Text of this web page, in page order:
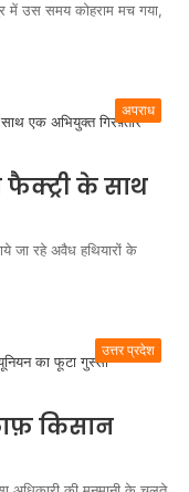
में उस समय कोहराम मच गया,
अपराध
के साथ
जा रहे अवैध हथियारों के
उत्तर प्रदेश
किसान